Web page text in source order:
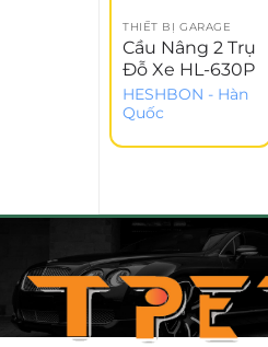
THIẾT BỊ GARAGE
Cầu Nâng 2 Trụ
Đỗ Xe HL-630P
HESHBON - Hàn
Quốc